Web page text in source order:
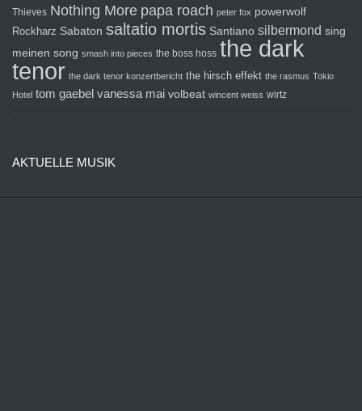
Thieves Nothing More papa roach peter fox powerwolf
Rockharz Sabaton saltatio mortis Santiano silbermond sing
meinen song smash into pieces the boss hoss the dark
tenor the dark tenor konzertbericht the hirsch effekt the rasmus Tokio
Hotel tom gaebel vanessa mai volbeat wincent weiss wirtz
AKTUELLE MUSIK